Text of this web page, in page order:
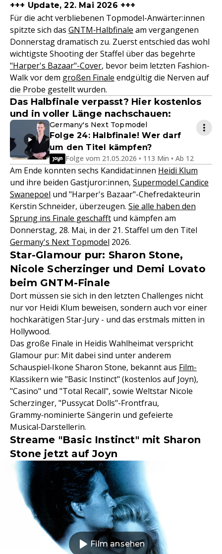
+++ Update, 22. Mai 2026 +++
Für die acht verbliebenen Topmodel-Anwärter:innen
spitzte sich das GNTM‑Halbfinale am vergangenen
Donnerstag dramatisch zu. Zuerst entschied das wohl
wichtigste Shooting der Staffel über das begehrte
"Harper's Bazaar"-Cover, bevor beim letzten Fashion-
Walk vor dem großen Finale endgültig die Nerven auf
die Probe gestellt wurden.
Das Halbfinale verpasst? Hier kostenlos
und in voller Länge nachschauen:
Germany's Next Topmodel
Folge 24: Halbfinale! Wer darf
um den Titel kämpfen?
Folge vom 21.05.2026 • 113 Min • Ab 12
Am Ende konnten sechs Kandidat:innen Heidi Klum
und ihre beiden Gastjuror:innen, Supermodel Candice
Swanepoel und "Harper's Bazaar"-Chefredakteurin
Kerstin Schneider, überzeugen. Sie alle haben den
Sprung ins Finale geschafft und kämpfen am
Donnerstag, 28. Mai, in der 21. Staffel um den Titel
Germany's Next Topmodel 2026.
Star-Glamour pur: Sharon Stone,
Nicole Scherzinger und Demi Lovato
beim GNTM-Finale
Dort müssen sie sich in den letzten Challenges nicht
nur vor Heidi Klum beweisen, sondern auch vor einer
hochkarätigen Star‑Jury - und das erstmals mitten in
Hollywood.
Das große Finale in Heidis Wahlheimat verspricht
Glamour pur: Mit dabei sind unter anderem
Schauspiel‑Ikone Sharon Stone, bekannt aus Film-
Klassikern wie "Basic Instinct" (kostenlos auf Joyn),
"Casino" und "Total Recall", sowie Weltstar Nicole
Scherzinger, "Pussycat Dolls"-Frontfrau,
Grammy‑nominierte Sängerin und gefeierte
Musical‑Darstellerin.
Streame "Basic Instinct" mit Sharon
Stone jetzt auf Joyn
Film ansehen